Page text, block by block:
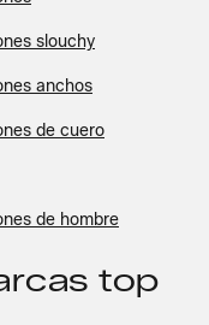
slouchy
anchos
de cuero
de hombre
top